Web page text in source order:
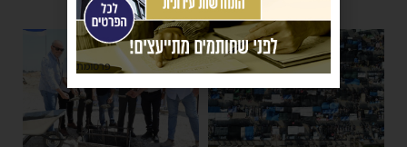
פרסומת